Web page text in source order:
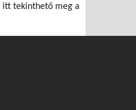
itt tekinthető meg a